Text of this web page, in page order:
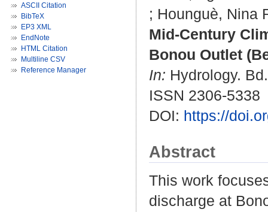
ASCII Citation
BibTeX
EP3 XML
EndNote
HTML Citation
Multiline CSV
Reference Manager
; Hounguè, Nina
Mid-Century
Bonou Outlet
In: Hydrology.
ISSN 2306-5338
DOI: https://
Abstract
This work
discharge at